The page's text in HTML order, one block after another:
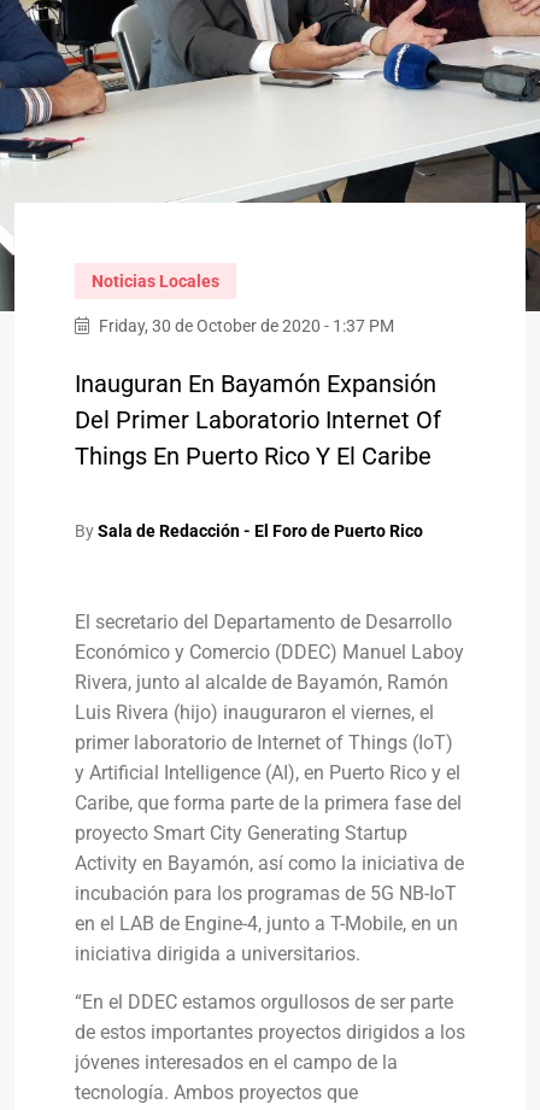
Noticias Locales
Friday, 30 de October de 2020 - 1:37 PM
Inauguran En Bayamón Expansión
Del Primer Laboratorio Internet Of
Things En Puerto Rico Y El Caribe
BySala de Redacción - El Foro de Puerto Rico
El secretario del Departamento de Desarrollo
Económico y Comercio (DDEC) Manuel Laboy
Rivera, junto al alcalde de Bayamón, Ramón
Luis Rivera (hijo) inauguraron el viernes, el
primer laboratorio de Internet of Things (IoT)
y Artificial Intelligence (AI), en Puerto Rico y el
Caribe, que forma parte de la primera fase del
proyecto Smart City Generating Startup
Activity en Bayamón, así como la iniciativa de
incubación para los programas de 5G NB-IoT
en el LAB de Engine-4, junto a T-Mobile, en un
iniciativa dirigida a universitarios.
“En el DDEC estamos orgullosos de ser parte
de estos importantes proyectos dirigidos a los
jóvenes interesados en el campo de la
tecnología. Ambos proyectos que